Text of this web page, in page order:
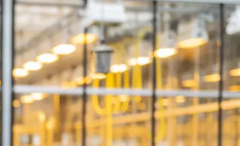
Ексклюзивний контент
зmyKWS